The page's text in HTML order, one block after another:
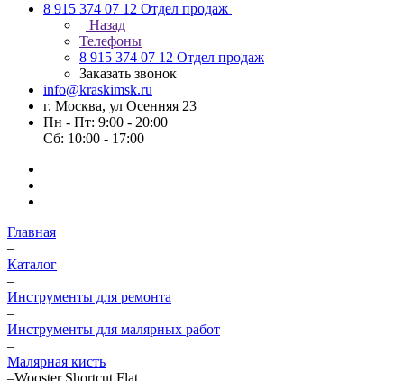
8 915 374 07 12 Отдел продаж
Назад
Телефоны
8 915 374 07 12 Отдел продаж
Заказать звонок
info@kraskimsk.ru
г. Москва, ул Осенняя 23
Пн - Пт: 9:00 - 20:00
Сб: 10:00 - 17:00
Главная
–
Каталог
–
Инструменты для ремонта
–
Инструменты для малярных работ
–
Малярная кисть
–Wooster Shortcut Flat